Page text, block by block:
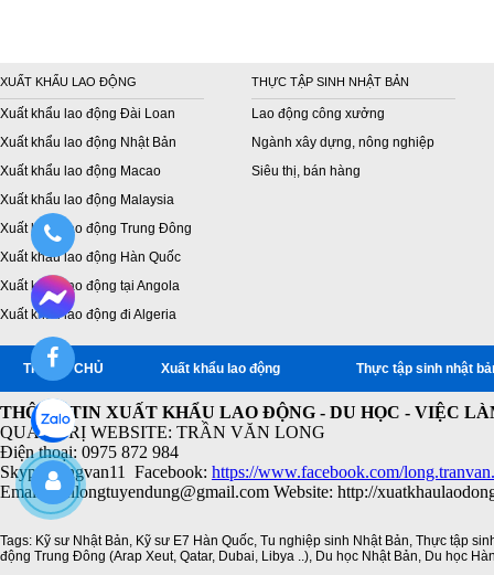
XUẤT KHẨU LAO ĐỘNG
Xuất khẩu lao động Đài Loan
Xuất khẩu lao động Nhật Bản
Xuất khẩu lao động Macao
Xuất khẩu lao động Malaysia
Xuất khẩu lao động Trung Đông
Xuất khẩu lao động Hàn Quốc
Xuất khẩu lao động tại Angola
Xuất khẩu lao động đi Algeria
THỰC TẬP SINH NHẬT BẢN
Lao động công xưởng
Ngành xây dựng, nông nghiệp
Siêu thị, bán hàng
TRANG CHỦ Xuất khẩu lao động Thực tập sinh nhật
THÔNG TIN XUẤT KHẨU LAO ĐỘNG - DU HỌC - VIỆC
QUẢN TRỊ WEBSITE: TRẦN VĂN LONG
Điện thoại: 0975 872 984
Skype: longvan11 Facebook: https://www.facebook.com/
Email: vanlongtuyendung@gmail.com Website: http://
Tags: Kỹ sư Nhật Bản, Kỹ sư E7 Hàn Quốc, Tu nghiệp sinh Nhật Bản, Thực tập
động Trung Đông (Arap Xeut, Qatar, Dubai, Libya ..), Du học Nhật Bản, Du học